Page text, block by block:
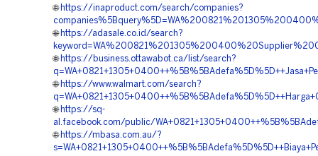
🌐 https://inaproduct.com/search/companies?
🌐 https://adasale.co.id/search?
🌐 https://business.ottawabot.ca/list/search?
🌐 https://www.walmart.com/search?
🌐 https://sq-
al.facebook.com/public/
🌐 https://mbasa.com.au/?